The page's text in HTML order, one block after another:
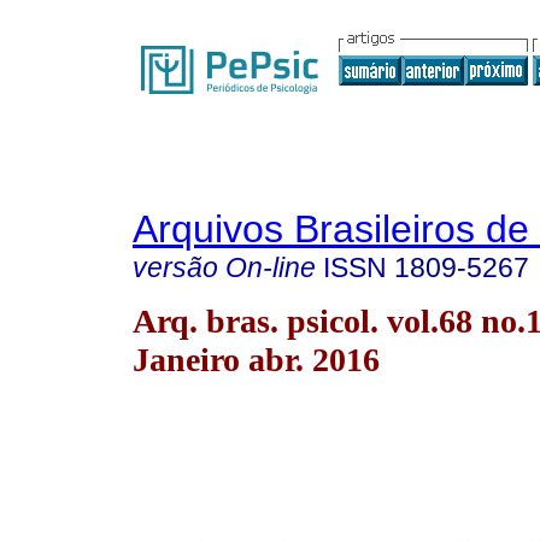
Arquivos Brasileiros
versão On-line ISSN 1809-5267
Arq. bras. psicol. vol.68
Janeiro abr. 2016